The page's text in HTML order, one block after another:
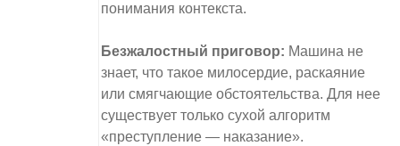
понимания контекста.
Безжалостный приговор: Машина не
знает, что такое милосердие, раскаяние
или смягчающие обстоятельства. Для нее
существует только сухой алгоритм
«преступление — наказание».